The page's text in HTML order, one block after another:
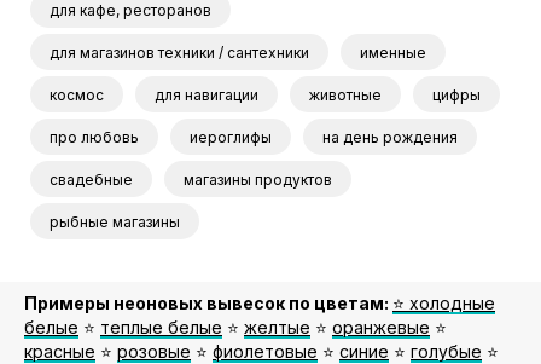
для кафе, ресторанов
для магазинов техники / сантехники именные
космос для навигации животные цифры
про любовь иероглифы на день рождения
свадебные магазины продуктов
рыбные магазины
Примеры неоновых вывесок по цветам: ⭐️ холодные
белые ⭐️ теплые белые ⭐️ желтые ⭐️ оранжевые ⭐️
красные ⭐️ розовые ⭐️ фиолетовые ⭐️ синие ⭐️ голубые ⭐️